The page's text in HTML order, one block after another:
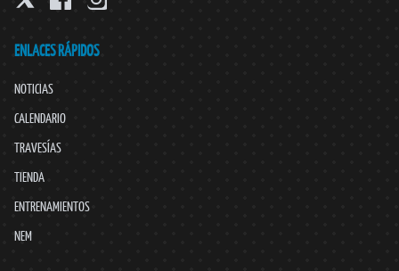
ENLACES RÁPIDOS
NOTICIAS
CALENDARIO
TRAVESÍAS
TIENDA
ENTRENAMIENTOS
NEM